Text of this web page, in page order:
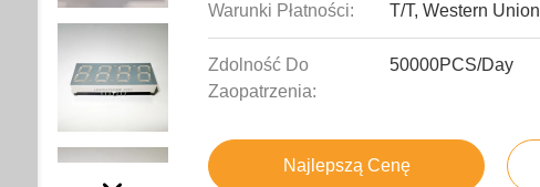
Warunki Płatności: T/T, Western Union
Zdolność Do
Zaopatrzenia:
50000PCS/Day
Najlepszą Cenę